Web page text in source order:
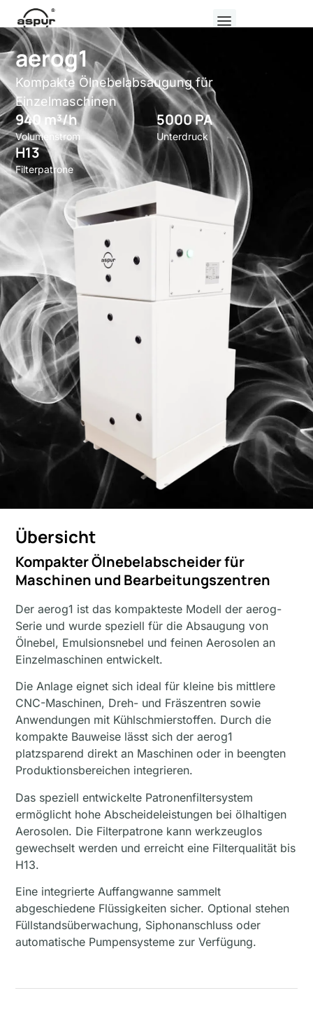
aerog1
Kompakte Ölnebelabsaugung für
Einzelmaschinen
940 m³/h
Volumenstrom
5000 PA
Unterdruck
H13
Filterpatrone
Übersicht
Kompakter Ölnebelabscheider für
Maschinen und Bearbeitungszentren
Der aerog1 ist das kompakteste Modell der aerog-
Serie und wurde speziell für die Absaugung von
Ölnebel, Emulsionsnebel und feinen Aerosolen an
Einzelmaschinen entwickelt.
Die Anlage eignet sich ideal für kleine bis mittlere
CNC-Maschinen, Dreh- und Fräszentren sowie
Anwendungen mit Kühlschmierstoffen. Durch die
kompakte Bauweise lässt sich der aerog1
platzsparend direkt an Maschinen oder in beengten
Produktionsbereichen integrieren.
Das speziell entwickelte Patronenfiltersystem
ermöglicht hohe Abscheideleistungen bei ölhaltigen
Aerosolen. Die Filterpatrone kann werkzeuglos
gewechselt werden und erreicht eine Filterqualität bis
H13.
Eine integrierte Auffangwanne sammelt
abgeschiedene Flüssigkeiten sicher. Optional stehen
Füllstandsüberwachung, Siphonanschluss oder
automatische Pumpensysteme zur Verfügung.